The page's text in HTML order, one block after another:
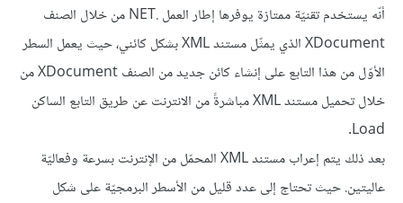
أنّه يستخدم تقنيّة ممتازة يوفرها إطار العمل .NET من خلال الصنف
XDocument الذي يمثّل مستند XML بشكل كائني، حيث يعمل السطر
الأوّل من هذا التابع على إنشاء كائن جديد من الصنف XDocument من
خلال تحميل مستند XML مباشرةً من الانترنت عن طريق التابع الساكن
Load.
بعد ذلك يتم إعراب مستند XML المحمّل من الإنترنت بسرعة وفعاليّة
عاليتين. حيث تحتاج إلى عدد قليل من الأسطر البرمجيّة على شكل